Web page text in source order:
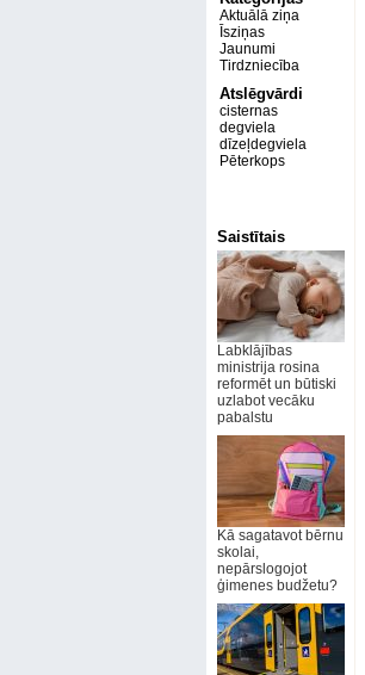
Aktuālā ziņa
Īsziņas
Jaunumi
Tirdzniecība
Atslēgvārdi
cisternas
degviela
dīzeļdegviela
Pēterkops
Saistītais
Labklājības
ministrija rosina
reformēt un būtiski
uzlabot vecāku
pabalstu
Kā sagatavot bērnu
skolai,
nepārslogojot
ģimenes budžetu?